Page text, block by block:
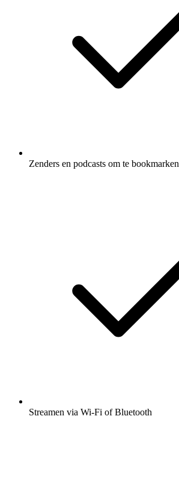
Zenders en podcasts om te bookmarken
Streamen via Wi-Fi of Bluetooth